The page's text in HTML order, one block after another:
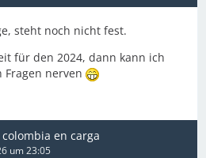
steht noch nicht fest.
für den 2024, dann kann ich
nerven
en carga
um 23:05